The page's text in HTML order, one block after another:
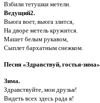
Взбили тетушки метели.
Ведущий2.
Вьюга воет, вьюга злится,
На дворе метель кружится.
Машет белым рукавом,
Сыплет бархатным снежком.
Песня «Здравствуй, гостья-зима»
Зима.
Здравствуйте, мои друзья!
Видеть всех здесь рада я!